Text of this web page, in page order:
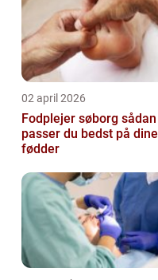
02 april 2026
Fodplejer søborg sådan
passer du bedst på dine
fødder